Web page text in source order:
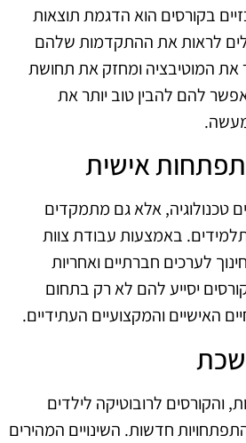
בקורסים הוא הדגמת תוצאות
לראות את ההתקדמות שלהם
המוטיבציה ומחזק את תחושת
להם להבין טוב יותר את
אישית
טכנולוגיה, אלא גם מתמקדים
באמצעות עבודת צוות
לערכים חברתיים ואחריות
יסייע להם לא רק בתחום
האישיים והמקצועיים העתידיים.
והקורסים לרובוטיקה לילדים
חדשות. השינויים המהירים